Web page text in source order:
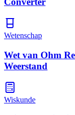
Wetenschap
Wet van Ohm
Weerstand
Wiskunde